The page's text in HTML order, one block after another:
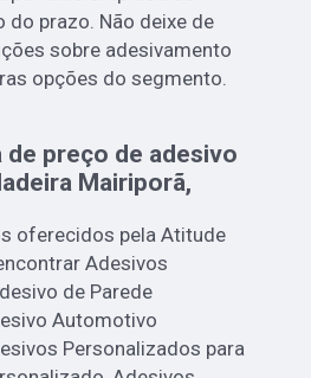
do prazo. Não deixe de
sobre adesivamento
opções do segmento.
de preço de adesivo
Mairiporã,
oferecidos pela Atitude
Adesivos
de Parede
Automotivo
Personalizados para